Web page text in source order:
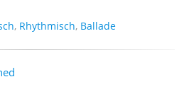
, Rhythmisch, Ballade